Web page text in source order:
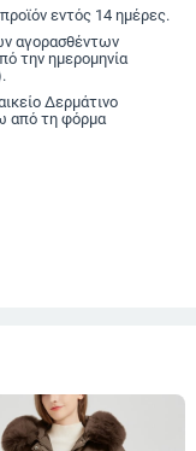
εντός 14 ημέρες.
αγορασθέντων
την ημερομηνία
Δερμάτινο
από τη φόρμα